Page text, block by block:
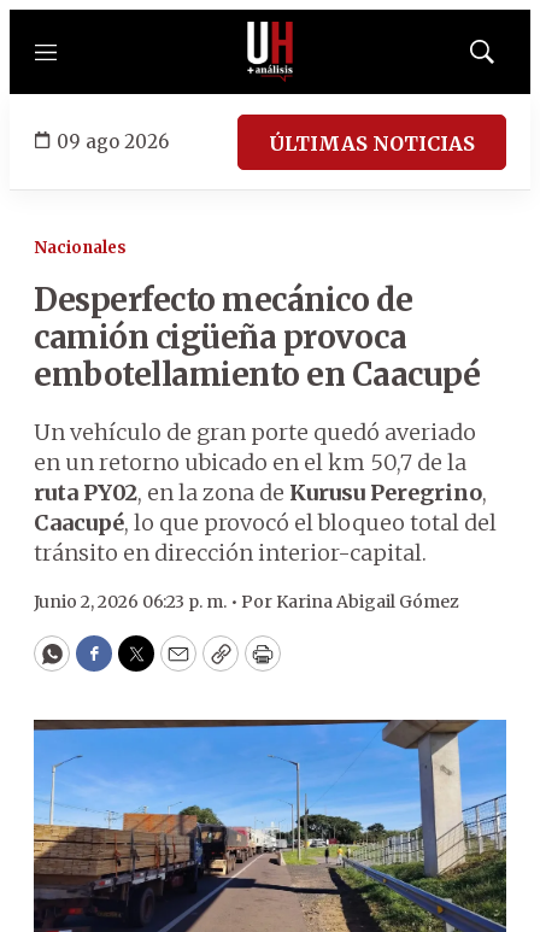
Menú
Mostrar
09 ago 2026 ÚLTIMAS NOTICIAS
Nacionales
Desperfecto mecánico de
camión cigüeña provoca
embotellamiento en Caacupé
Un vehículo de gran porte quedó averiado
en un retorno ubicado en el km 50,7 de la
ruta PY02, en la zona de Kurusu Peregrino,
Caacupé, lo que provocó el bloqueo total del
tránsito en dirección interior-capital.
Junio 2, 2026 06:23 p. m. • Por Karina Abigail Gómez
WhatsApp
Facebook
Twitter
EmailCopyPrint